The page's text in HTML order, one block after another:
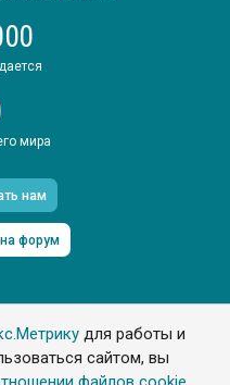
для работы и
сайтом, вы
мира
нам
форум
права защищены
сайта с обязательной
plastic.ru